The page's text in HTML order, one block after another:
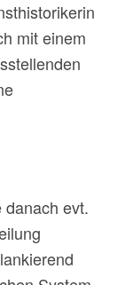
mit einem
evt.